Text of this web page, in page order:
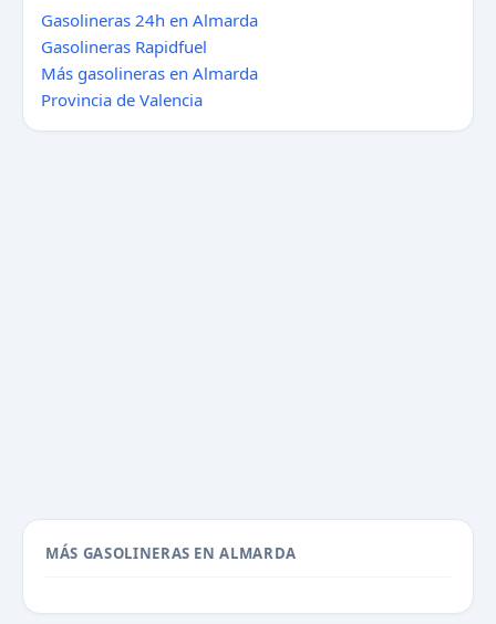
Gasolineras 24h en Almarda
Gasolineras Rapidfuel
Más gasolineras en Almarda
Provincia de Valencia
MÁS GASOLINERAS EN ALMARDA